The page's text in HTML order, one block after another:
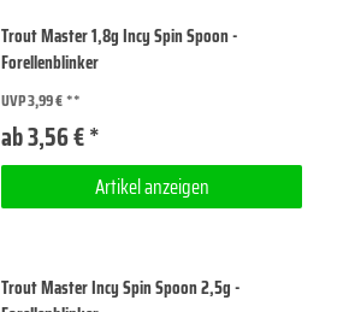
Trout Master 1,8g Incy Spin Spoon -
Forellenblinker
UVP 3,99 €
ab 3,56 € *
Artikel anzeigen
Trout Master Incy Spin Spoon 2,5g -